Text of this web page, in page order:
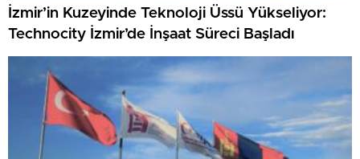
İzmir’in Kuzeyinde Teknoloji Üssü Yükseliyor:
Technocity İzmir’de İnşaat Süreci Başladı